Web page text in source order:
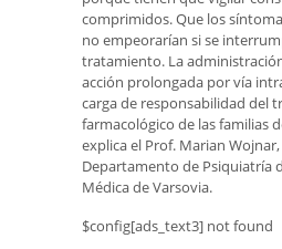
comprimidos. Que los
no empeorarían si se
tratamiento. La
acción prolongada por vía
carga de responsabilidad del
farmacológico de las familias
explica el Prof. Marian
Departamento de Psiquiatría
Médica de Varsovia.
$config[ads_text3] not found